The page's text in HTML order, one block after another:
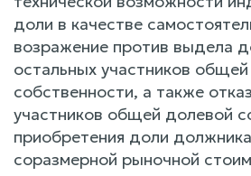
доли в качестве
возражение против выдела
остальных участников
собственности, а также
участников общей долевой
приобретения доли
соразмерной рыночной